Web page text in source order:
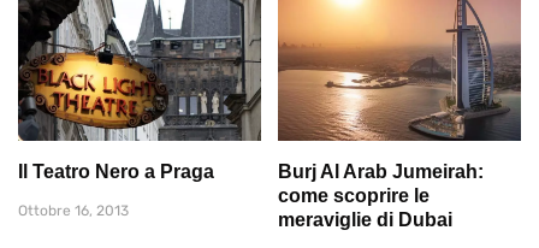
Il Teatro Nero a Praga
Ottobre 16, 2013
Burj Al Arab Jumeirah:
come scoprire le
meraviglie di Dubai